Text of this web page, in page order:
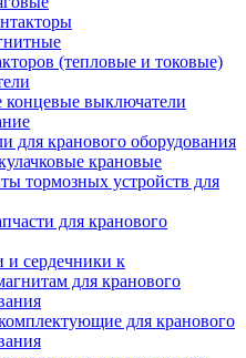
(тепловые и токовые)
концевые выключатели
для кранового оборудования
крановые
тормозных устройств для
для кранового
и сердечники к
для кранового
для кранового